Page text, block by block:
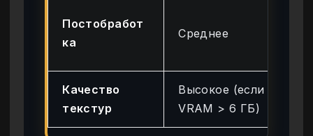
Постобработ
ка
Среднее
Качество
текстур
Высокое (если
VRAM > 6 ГБ)